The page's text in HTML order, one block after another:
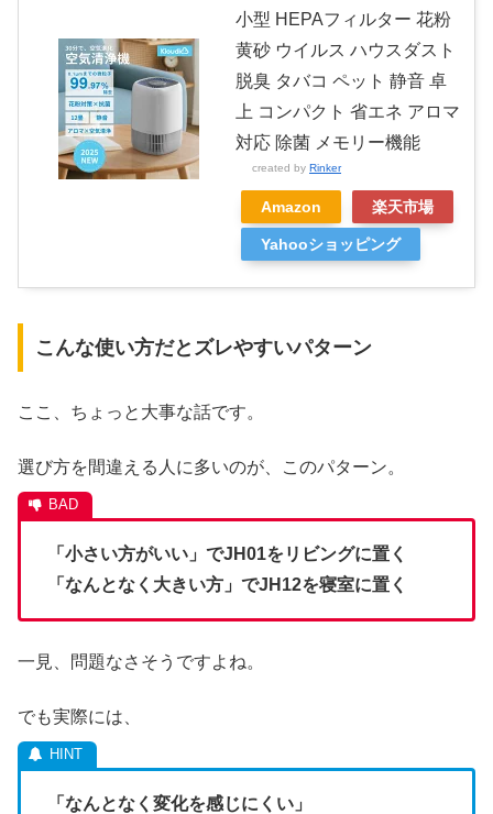
小型 HEPAフィルター 花粉
黄砂 ウイルス ハウスダスト
脱臭 タバコ ペット 静音 卓
上 コンパクト 省エネ アロマ
対応 除菌 メモリー機能
created by Rinker
Amazon 楽天市場
Yahooショッピング
こんな使い方だとズレやすいパターン
ここ、ちょっと大事な話です。
選び方を間違える人に多いのが、このパターン。
「小さい方がいい」でJH01をリビングに置く
「なんとなく大きい方」でJH12を寝室に置く
一見、問題なさそうですよね。
でも実際には、
「なんとなく変化を感じにくい」